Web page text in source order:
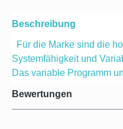
Beschreibung
Für die Marke sind die
Systemfähigkeit und
Das variable Programm
Bewertungen